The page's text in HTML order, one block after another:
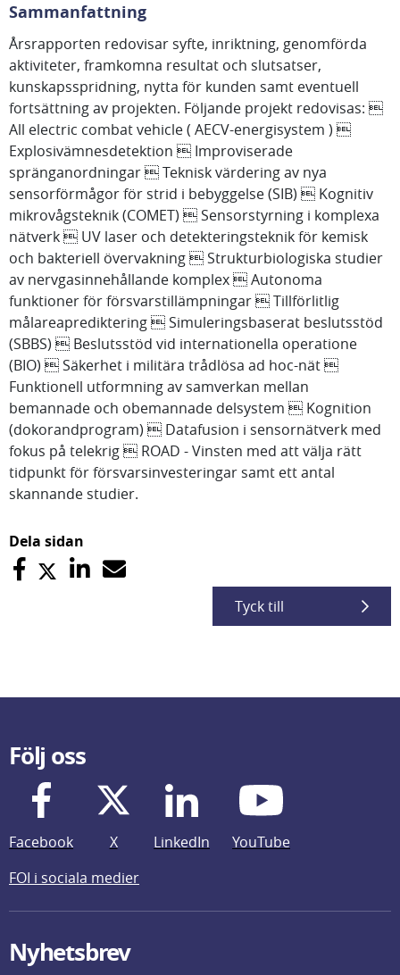
Sammanfattning
Årsrapporten redovisar syfte, inriktning, genomförda
aktiviteter, framkomna resultat och slutsatser,
kunskapsspridning, nytta för kunden samt eventuell
fortsättning av projekten. Följande projekt redovisas: 
All electric combat vehicle ( AECV-energisystem ) 
Explosivämnesdetektion  Improviserade
spränganordningar  Teknisk värdering av nya
sensorförmågor för strid i bebyggelse (SIB)  Kognitiv
mikrovågsteknik (COMET)  Sensorstyrning i komplexa
nätverk  UV laser och detekteringsteknik för kemisk
och bakteriell övervakning  Strukturbiologiska studier
av nervgasinnehållande komplex  Autonoma
funktioner för försvarstillämpningar  Tillförlitlig
målareaprediktering  Simuleringsbaserat beslutsstöd
(SBBS)  Beslutsstöd vid internationella operatione
(BIO)  Säkerhet i militära trådlösa ad hoc-nät 
Funktionell utformning av samverkan mellan
bemannade och obemannade delsystem  Kognition
(dokorandprogram)  Datafusion i sensornätverk med
fokus på telekrig  ROAD - Vinsten med att välja rätt
tidpunkt för försvarsinvesteringar samt ett antal
skannande studier.
Dela sidan
Tyck till
Följ oss
Facebook X LinkedIn
YouTube
FOI i sociala medier
Nyhetsbrev